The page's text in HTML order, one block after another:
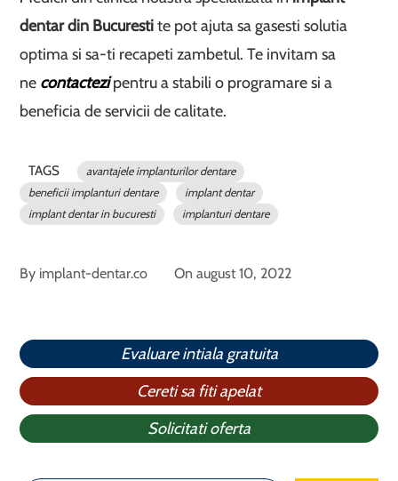
dentar din Bucurestite pot ajuta sa gasesti solutia
optima si sa-ti recapeti zambetul. Te invitam sa
ne contactezi pentru a stabili o programare si a
beneficia de servicii de calitate.
TAGS
avantajele implanturilor dentare
beneficii implanturi dentare
implant dentar
implant dentar in bucuresti
implanturi dentare
By implant-dentar.co Onaugust 10, 2022
Evaluare intiala gratuita
Cereti sa fiti apelat
Solicitati oferta